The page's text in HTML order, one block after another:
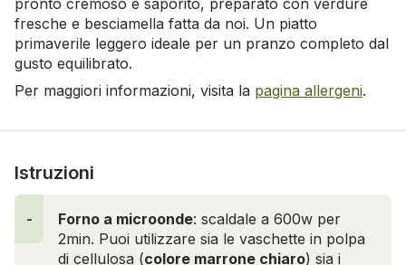
fresche e besciamella fatta da noi. Un piatto
primaverile leggero ideale per un pranzo completo dal
gusto equilibrato.
Per maggiori informazioni, visita la pagina allergeni.
Istruzioni
- Forno a microonde: scaldale a 600w per
2min. Puoi utilizzare sia le vaschette in polpa
di cellulosa (colore marrone chiaro) sia i